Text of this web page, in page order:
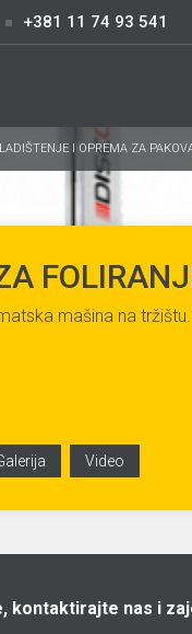
+381 11 74 93 541
I OPREMA ZA
mašina na
Video
kontaktirajte nas i